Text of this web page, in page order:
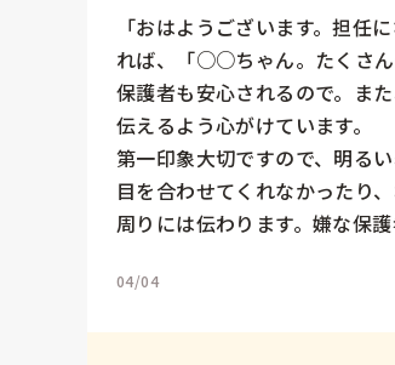
「おはようございます。担
れば、「○○ちゃん。たくさん
保護者も安心されるので。ま
伝えるよう心がけています。
第一印象大切ですので、明る
目を合わせてくれなかったり
04/04